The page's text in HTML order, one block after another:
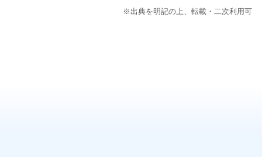
※出典を明記の上、転載・二次利用可